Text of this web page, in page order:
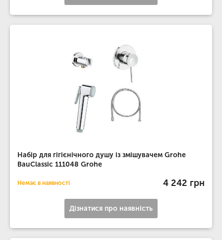
Набір для гігієнічного душу із змішувачем Grohe
BauClassic 111048 Grohe
Немає в наявності 4 242 грн
Дізнатися про наявність